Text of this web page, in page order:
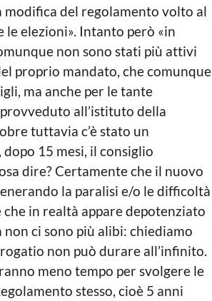
modifica del regolamento volto al
elezioni». Intanto però «in
non sono stati più attivi
proprio mandato, che comunque
ma anche per le tante
all’istituto della
tuttavia c’è stato un
15 mesi, il consiglio
dire? Certamente che il nuovo
la paralisi e/o le difficoltà
in realtà appare depotenziato
ci sono più alibi: chiediamo
non può durare all’infinito.
meno tempo per svolgere le
stesso, cioè 5 anni